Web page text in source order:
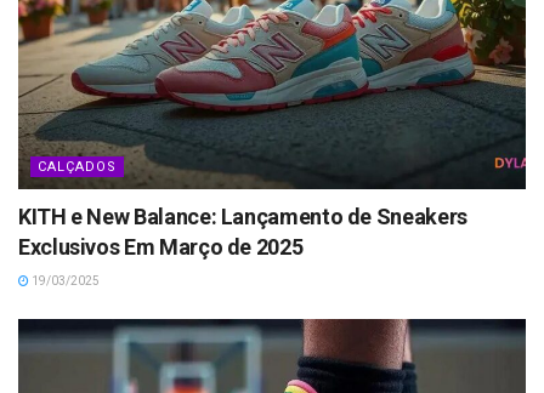
CALÇADOS
KITH e New Balance: Lançamento de Sneakers
Exclusivos Em Março de 2025
19/03/2025